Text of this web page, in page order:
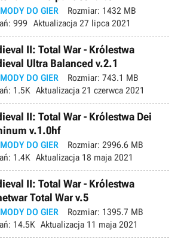
MODY DO GIER Rozmiar: 1432 MB
999 Aktualizacja 27 lipca 2021
II: Total War - Królestwa
Ultra Balanced v.2.1
MODY DO GIER Rozmiar: 743.1 MB
1.5K Aktualizacja 21 czerwca 2021
II: Total War - Królestwa Dei
v.1.0hf
MODY DO GIER Rozmiar: 2996.6 MB
1.4K Aktualizacja 18 maja 2021
II: Total War - Królestwa
Total War v.5
MODY DO GIER Rozmiar: 1395.7 MB
14.5K Aktualizacja 11 maja 2021